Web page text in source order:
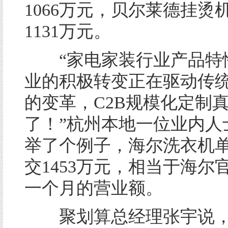
1066万元，贝尔莱德挂烫
1131万元。
“家电家装行业产品特
业的积极转变正在驱动传
的变革，C2B规模化定制
了！”杭州本地一位业内
举了个例子，海尔洗衣机
交1453万元，相当于海尔
一个月的营业额。
聚划算总经理张宇说